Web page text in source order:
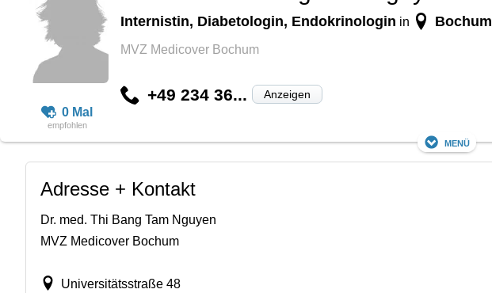
0 Mal
Internistin, Diabetologin, Endokrinologin in Bochum
MVZ Medicover Bochum
+49 234 36... Anzeigen
Menü
Adresse + Kontakt
Dr. med. Thi Bang Tam Nguyen
MVZ Medicover Bochum
Universitätsstraße 48